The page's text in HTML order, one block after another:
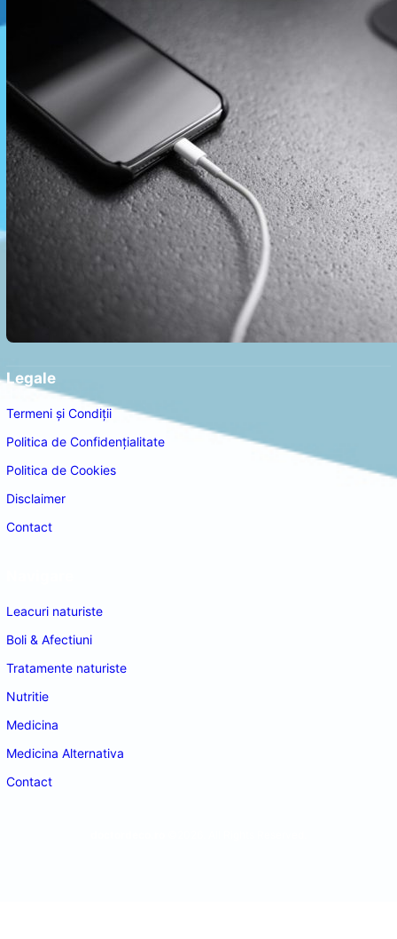
Legale
Termeni și Condiții
Politica de Confidențialitate
Politica de Cookies
Disclaimer
Contact
Leacuri naturiste
Boli & Afectiuni
Tratamente naturiste
Nutritie
Medicina
Medicina Alternativa
Contact